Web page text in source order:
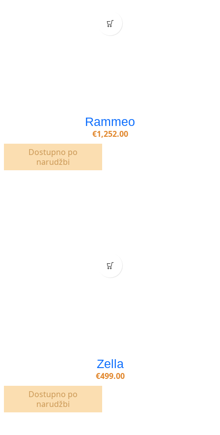
Rammeo
€1,252.00
Zella
€499.00
Dostupno po
narudžbi
Dostupno po
narudžbi